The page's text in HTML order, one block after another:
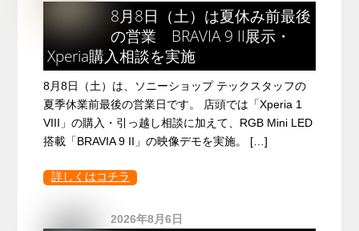
8月8日（土）は夏休み前最後
の営業 BRAVIA 9 II展示・
Xperia購入相談を実施
8月8日（土）は、ソニーショップ テックスタッフの
夏季休業前最後の営業日です。 店頭では「Xperia 1
VIII」の購入・引っ越し相談に加えて、RGB Mini LED
搭載「BRAVIA 9 II」の映像デモを実施。 […]
詳しくはコチラ
2026年8月6日